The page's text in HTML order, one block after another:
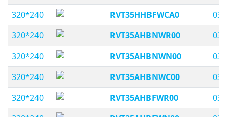
320*240
RVT35HHBFWCA0
320*240
RVT35AHBNWR00
320*240
RVT35AHBNWN00
320*240
RVT35AHBNWC00
320*240
RVT35AHBFWR00